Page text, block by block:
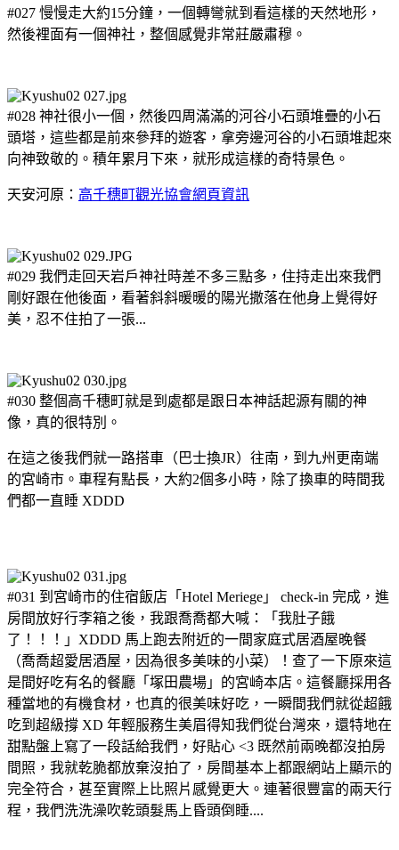
#027 慢慢走大約15分鐘，一個轉彎就到看這樣的天然地形，
然後裡面有一個神社，整個感覺非常莊嚴肅穆。
#028 神社很小一個，然後四周滿滿的河谷小石頭堆疊的小石
頭塔，這些都是前來參拜的遊客，拿旁邊河谷的小石頭堆起來
向神致敬的。積年累月下來，就形成這樣的奇特景色。
天安河原： 高千穗町觀光協會網頁資訊
#029 我們走回天岩戶神社時差不多三點多，住持走出來我們
剛好跟在他後面，看著斜斜暖暖的陽光撒落在他身上覺得好
美，忍不住拍了一張...
#030 整個高千穗町就是到處都是跟日本神話起源有關的神
像，真的很特別。
在這之後我們就一路搭車（巴士換JR）往南，到九州更南端
的宮崎市。車程有點長，大約2個多小時，除了換車的時間我
們都一直睡 XDDD
#031 到宮崎市的住宿飯店「Hotel Meriege」 check-in 完成，進
房間放好行李箱之後，我跟喬喬都大喊：「我肚子餓
了！！！」XDDD 馬上跑去附近的一間家庭式居酒屋晚餐
（喬喬超愛居酒屋，因為很多美味的小菜）！查了一下原來這
是間好吃有名的餐廳「塚田農場」的宮崎本店。這餐廳採用各
種當地的有機食材，也真的很美味好吃，一瞬間我們就從超餓
吃到超級撐 XD 年輕服務生美眉得知我們從台灣來，還特地在
甜點盤上寫了一段話給我們，好貼心 <3 既然前兩晚都沒拍房
間照，我就乾脆都放棄沒拍了，房間基本上都跟網站上顯示的
完全符合，甚至實際上比照片感覺更大。連著很豐富的兩天行
程，我們洗洗澡吹乾頭髮馬上昏頭倒睡....